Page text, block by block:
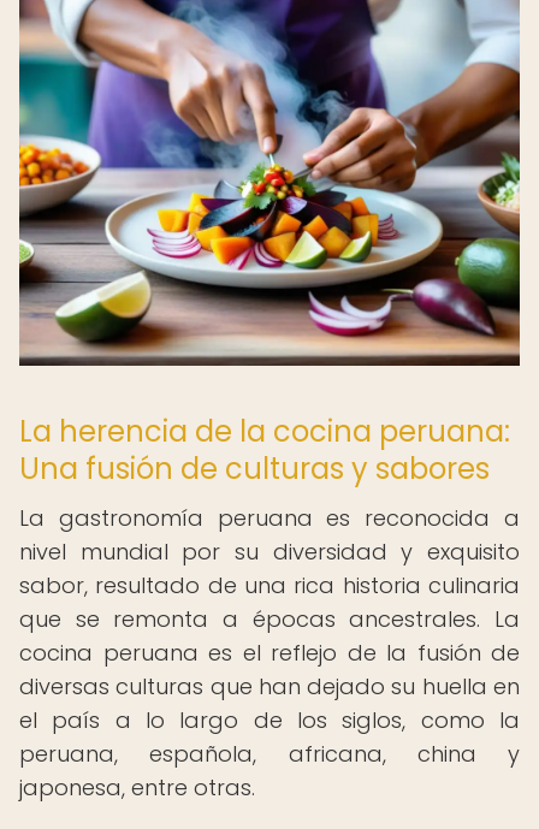
La herencia de la cocina peruana:
Una fusión de culturas y sabores
La gastronomía peruana es reconocida a
nivel mundial por su diversidad y exquisito
sabor, resultado de una rica historia culinaria
que se remonta a épocas ancestrales. La
cocina peruana es el reflejo de la fusión de
diversas culturas que han dejado su huella en
el país a lo largo de los siglos, como la
peruana, española, africana, china y
japonesa, entre otras.